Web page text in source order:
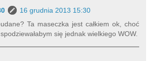
16 grudnia 2013 15:30
Ta maseczka jest całkiem ok, choć
się jednak wielkiego WOW.